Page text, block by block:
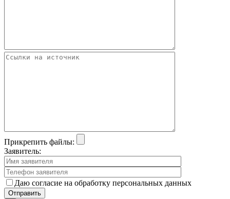
Прикрепить файлы:
Заявитель:
Даю согласие на обработку персональных данных